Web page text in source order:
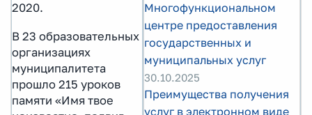
2020.
В 23 образовательных
организациях
муниципалитета
прошло 215 уроков
памяти «Имя твое
Многофункциональном
центре предоставления
государственных и
муниципальных услуг
30.10.2025
Преимущества получения
услуг в электронном виде